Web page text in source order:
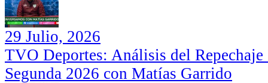
29 Julio, 2026
TVO Deportes: Análisis del
Segunda 2026 con Matías Garrido